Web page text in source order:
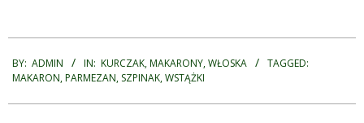
09-
04
BY: ADMIN IN: KURCZAK,MAKARONY,WŁOSKA
TAGGED:
MAKARON,PARMEZAN, SZPINAK,WSTĄŻKI